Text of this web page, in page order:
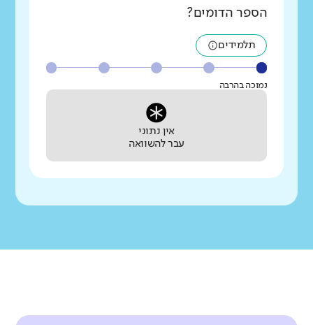
הספר הדומים?
תלמידים
נמוכה בהרבה
אין נתוני
עבר להשוואה